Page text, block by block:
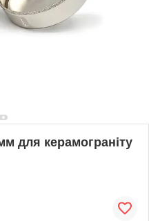
для керамограніту